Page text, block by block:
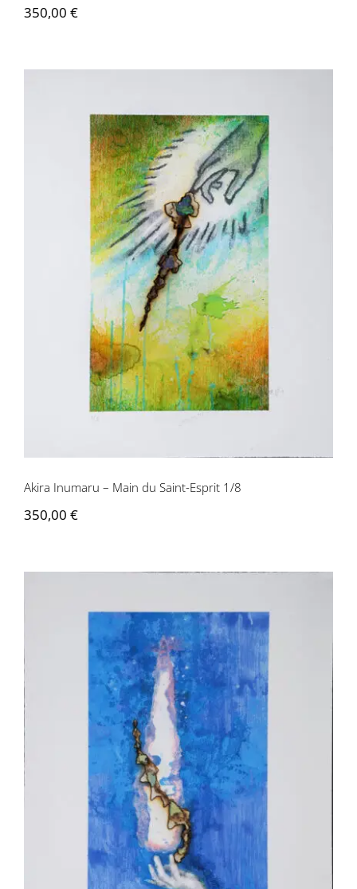
350,00 €
Akira Inumaru – Main du Saint-Esprit
1/8
Akira Inumaru – Main du Saint-Esprit 1/8
350,00 €
Akira Inumaru – Flamme de Klein 2/8